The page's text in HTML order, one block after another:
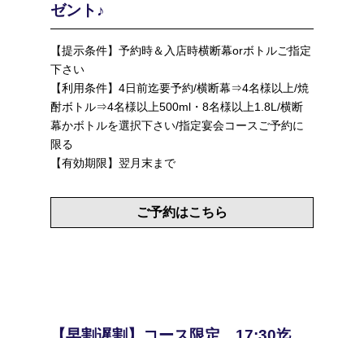
ゼント♪
【提示条件】予約時＆入店時横断幕orボトルご指定
下さい
【利用条件】4日前迄要予約/横断幕⇒4名様以上/焼
酎ボトル⇒4名様以上500ml・8名様以上1.8L/横断
幕かボトルを選択下さい/指定宴会コースご予約に
限る
【有効期限】翌月末まで
ご予約はこちら